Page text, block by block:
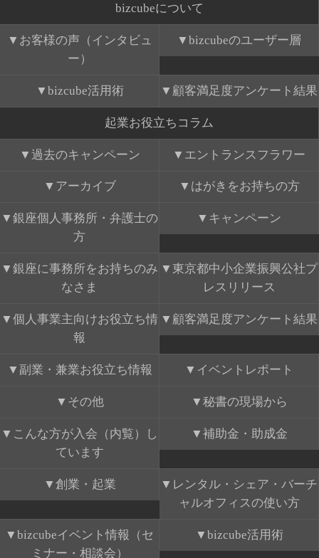
bizcubeについて
お客様の声（インタビュ
ー）
bizcubeのユーザー層
bizcube活用術 顧客満足度アンケート結果
起業お役立ちコラム
過去のキャンペーン エントランスフラワー
アーカイブ はがきをお持ちの方
銀座個人事務所・弁護士の
方
キャンペーン
銀座に事務所をお持ちのみ
なさま
東京都中小企業振興公社プ
レスリリース
個人事業主向けお役立ち情
報
顧客満足度アンケート結果
副業・兼業お役立ち情報 イベントレポート
その他 秘書の現場から
こんな方が入会（内覧）し
ています
補助金・助成金
創業・起業
レンタル・シェア・バーチ
ャルオフィスの使い方
bizcubeイベント情報（セ
ミナー・相談会）
bizcube活用術